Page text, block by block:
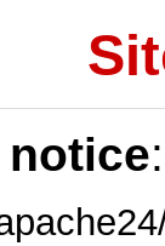
notice